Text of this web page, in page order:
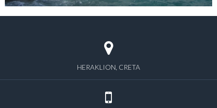
HERAKLION, CRETA